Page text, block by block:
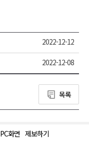
2022-12-12
2022-12-08
목록
PC화면 제보하기